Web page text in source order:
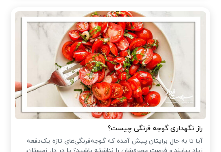
راز نگهداری گوجه فرنگی چیست؟
آیا تا به حال برایتان پیش آمده که گوجه‌فرنگی‌های تازه یک‌دفعه